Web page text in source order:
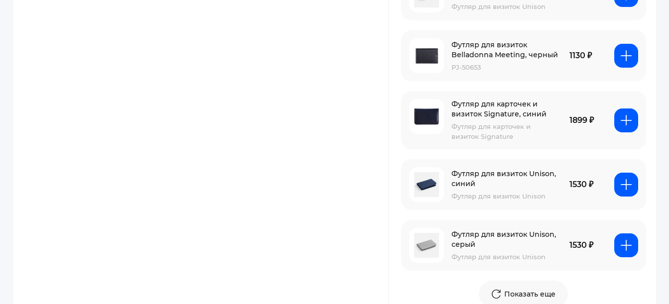
Футляр для визиток Unison
Футляр для визиток
Belladonna Meeting, черный
PJ-50653
1130 ₽
Футляр для карточек и
визиток Signature, синий
Футляр для карточек и
визиток Signature
1899 ₽
Футляр для визиток Unison,
синий
Футляр для визиток Unison
1530 ₽
Футляр для визиток Unison,
серый
Футляр для визиток Unison
1530 ₽
Показать еще